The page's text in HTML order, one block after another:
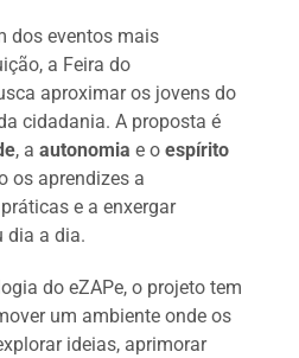
dos eventos mais
a Feira do
aproximar os jovens do
cidadania. A proposta é
, aautonomia e oespírito
os aprendizes a
e a enxergar
dia a dia.
do eZAPe, o projeto tem
um ambiente onde os
ideias, aprimorar